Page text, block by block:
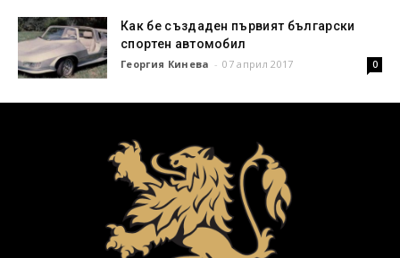
Как бе създаден първият български
спортен автомобил
Георгия Кинева - 07 април 2017 0